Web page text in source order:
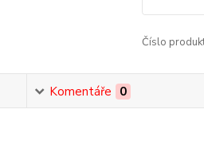
Číslo
Komentáře 0